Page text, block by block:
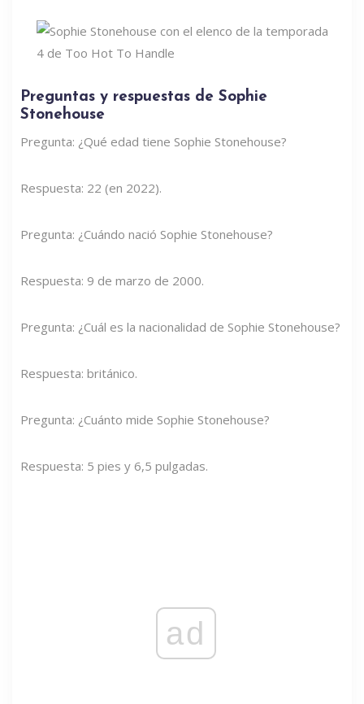
Preguntas y respuestas de Sophie
Stonehouse
Pregunta: ¿Qué edad tiene Sophie Stonehouse?
Respuesta: 22 (en 2022).
Pregunta: ¿Cuándo nació Sophie Stonehouse?
Respuesta: 9 de marzo de 2000.
Pregunta: ¿Cuál es la nacionalidad de Sophie Stonehouse?
Respuesta: británico.
Pregunta: ¿Cuánto mide Sophie Stonehouse?
Respuesta: 5 pies y 6,5 pulgadas.
ad